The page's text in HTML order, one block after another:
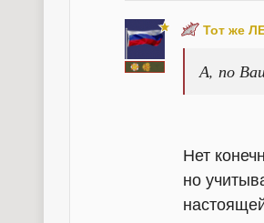
Тот же
А, по
Нет
но